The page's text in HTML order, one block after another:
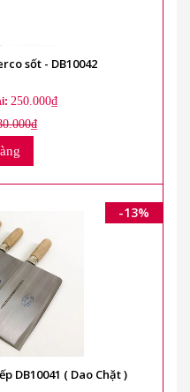
sốt - DB10042
250.000₫
-13%
DB10041 ( Dao Chặt )